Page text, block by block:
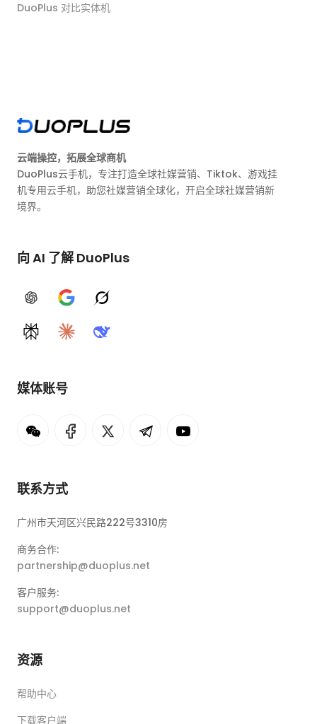
DuoPlus 对比实体机
云端操控，拓展全球商机
DuoPlus云手机，专注打造全球社媒营销、Tiktok、游戏挂
机专用云手机，助您社媒营销全球化，开启全球社媒营销新
境界。
向 AI 了解 DuoPlus
ChatGPTGoogle AIGrok
PerplexityClaudeDeepSeek
媒体账号
联系方式
广州市天河区兴民路222号3310房
商务合作:
partnership@duoplus.net
客户服务:
support@duoplus.net
资源
帮助中心
下载客户端